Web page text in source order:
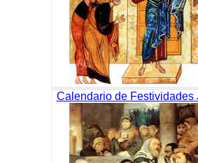
Calendario de Festividades